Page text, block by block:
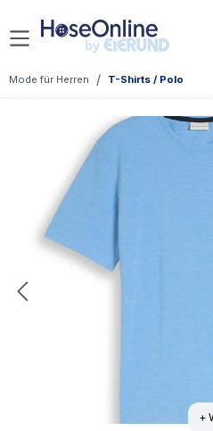
Zum Hauptinhalt springen
Mode für Herren / T-Shirts / Polo
Bildergalerie überspringen
+